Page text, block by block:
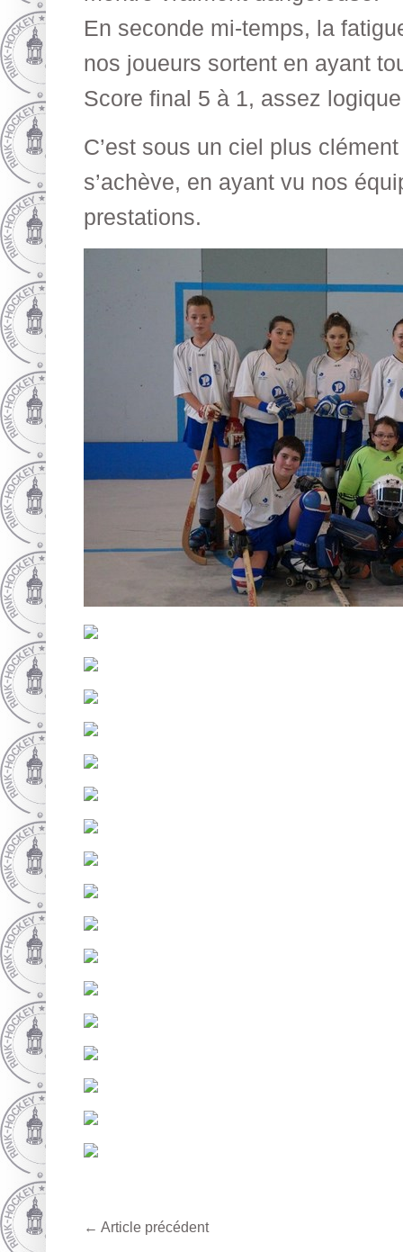
En seconde mi-temps, la
nos joueurs sortent en ayant
Score final 5 à 1, assez
C’est sous un ciel plus
s’achève, en ayant vu nos
prestations.
← Article précédent